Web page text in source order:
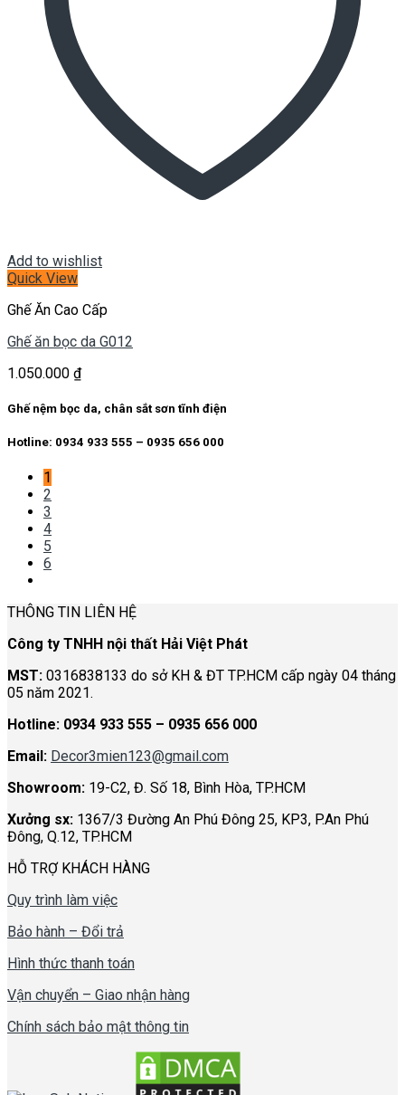
Add to wishlist
Quick View
Ghế Ăn Cao Cấp
Ghế ăn bọc da G012
1.050.000 ₫
Ghế nệm bọc da, chân sắt sơn tĩnh điện
Hotline: 0934 933 555 – 0935 656 000
1
2
3
4
5
6
THÔNG TIN LIÊN HỆ
Công ty TNHH nội thất Hải Việt Phát
MST: 0316838133 do sở KH & ĐT TP.HCM cấp ngày 04 tháng
05 năm 2021.
Hotline: 0934 933 555 – 0935 656 000
Email: Decor3mien123@gmail.com
Showroom: 19-C2, Đ. Số 18, Bình Hòa, TP.HCM
Xưởng sx: 1367/3 Đường An Phú Đông 25, KP3, P.An Phú
Đông, Q.12, TP.HCM
HỖ TRỢ KHÁCH HÀNG
Quy trình làm việc
Bảo hành – Đổi trả
Hình thức thanh toán
Vận chuyển – Giao nhận hàng
Chính sách bảo mật thông tin